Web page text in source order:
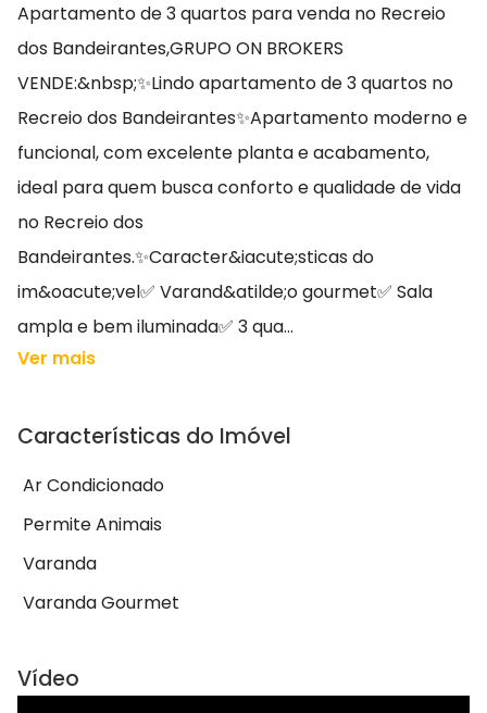
Apartamento de 3 quartos para venda no Recreio
dos Bandeirantes,GRUPO ON BROKERS
VENDE:&nbsp;✨Lindo apartamento de 3 quartos no
Recreio dos Bandeirantes✨Apartamento moderno e
funcional, com excelente planta e acabamento,
ideal para quem busca conforto e qualidade de vida
no Recreio dos
Bandeirantes.✨Caracter&iacute;sticas do
im&oacute;vel✅ Varand&atilde;o gourmet✅ Sala
ampla e bem iluminada✅ 3 qua...
Ver mais
Características do Imóvel
Ar Condicionado
Permite Animais
Varanda
Varanda Gourmet
Vídeo